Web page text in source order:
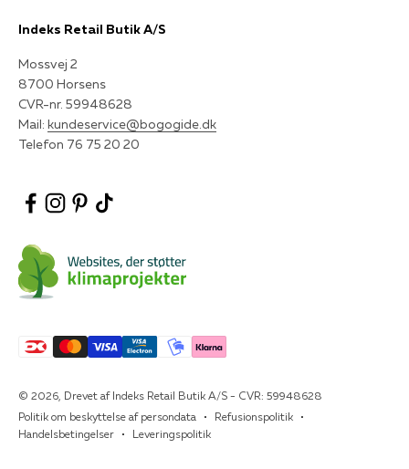
Indeks Retail Butik A/S
Mossvej 2
8700 Horsens
CVR-nr. 59948628
Mail: kundeservice@bogogide.dk
Telefon 76 75 20 20
© 2026, Drevet af Indeks Retail Butik A/S - CVR: 59948628
Politik om beskyttelse af persondata
Refusionspolitik
Handelsbetingelser
Leveringspolitik